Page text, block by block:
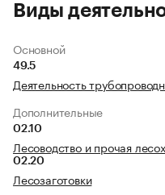
Виды
Основной
49.5
Деятельность
Дополнительные
02.10
Лесоводство и прочая
02.20
Лесозаготовки